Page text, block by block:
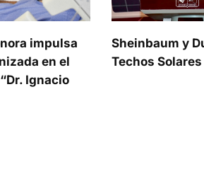
impulsa
en el
Ignacio
Sheinbaum y
Techos